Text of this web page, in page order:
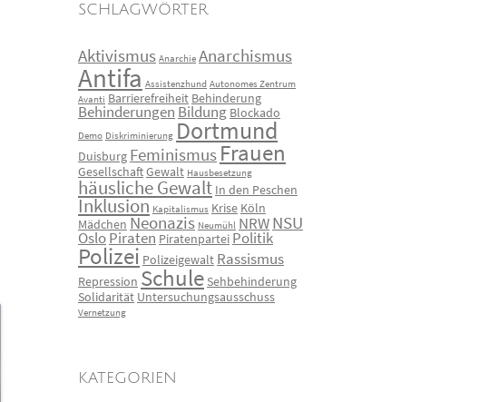
SCHLAGWÖRTER
Aktivismus Anarchie Anarchismus
Antifa Assistenzhund Autonomes Zentrum
Avanti Barrierefreiheit Behinderung
Behinderungen Bildung Blockado
Demo Diskriminierung Dortmund
Duisburg Feminismus Frauen
GesellschaftGewalt Hausbesetzung
häusliche Gewalt In den Peschen
Inklusion Kapitalismus Krise Köln
Mädchen Neonazis Neumühl NRWNSU
OsloPiraten Piratenpartei Politik
Polizei Polizeigewalt Rassismus
Repression Schule Sehbehinderung
Solidarität Untersuchungsausschuss
Vernetzung
KATEGORIEN